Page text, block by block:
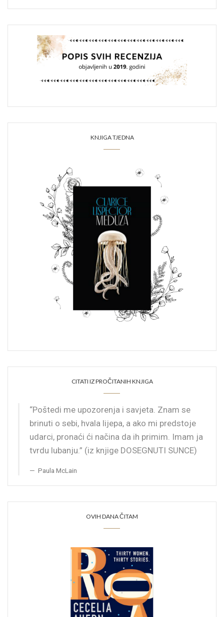
KNJIGA TJEDNA
CITATI IZ PROČITANIH KNJIGA
“Poštedi me upozorenja i savjeta. Znam se
brinuti o sebi, hvala lijepa, a ako mi predstoje
udarci, pronaći ći načina da ih primim. Imam ja
tvrdu lubanju.” (iz knjige DOSEGNUTI SUNCE)
Paula McLain
OVIH DANA ČITAM